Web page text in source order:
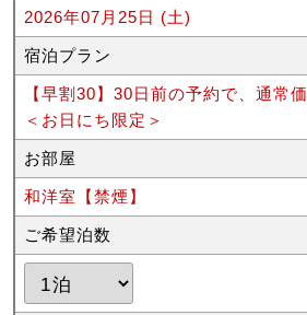
2026年07月25日 (土)
宿泊プラン
【早割30】30日前の予約で、通常
＜お日にち限定＞
お部屋
和洋室【禁煙】
ご希望泊数